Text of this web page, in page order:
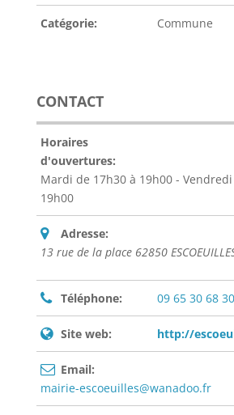
Catégorie: Commune
CONTACT
Horaires
d'ouvertures:
Mardi de 17h30 à 19h00 -
19h00
Adresse:
13 rue de la place 62850
Téléphone: 09 65 30 68 30
Site web: http://
Email:
mairie-escoeuilles@wanadoo.fr